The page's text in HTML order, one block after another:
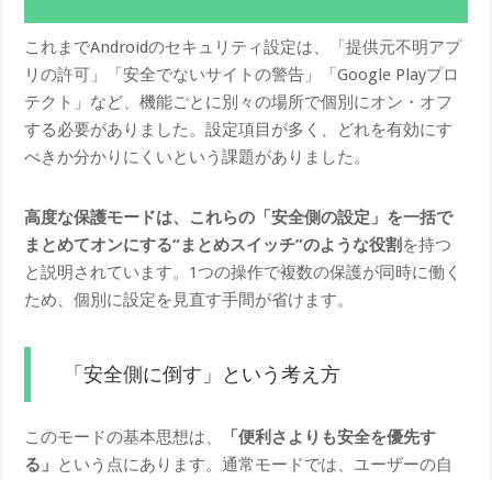
これまでAndroidのセキュリティ設定は、「提供元不明アプ
リの許可」「安全でないサイトの警告」「Google Playプロ
テクト」など、機能ごとに別々の場所で個別にオン・オフ
する必要がありました。設定項目が多く、どれを有効にす
べきか分かりにくいという課題がありました。
高度な保護モードは、これらの「安全側の設定」を一括で
まとめてオンにする“まとめスイッチ”のような役割 を持つ
と説明されています。1つの操作で複数の保護が同時に働く
ため、個別に設定を見直す手間が省けます。
「安全側に倒す」という考え方
このモードの基本思想は、
「便利さよりも安全を優先す
る」 という点にあります。通常モードでは、ユーザーの自